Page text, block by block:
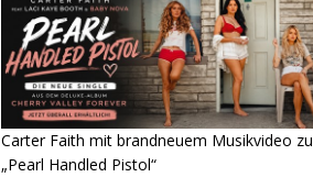
Carter Faith mit brandneuem Musikvideo zu
„Pearl Handled Pistol“